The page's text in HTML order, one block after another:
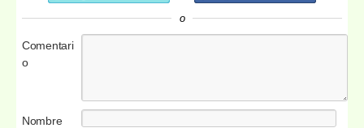
o
Comentari
o
Nombre